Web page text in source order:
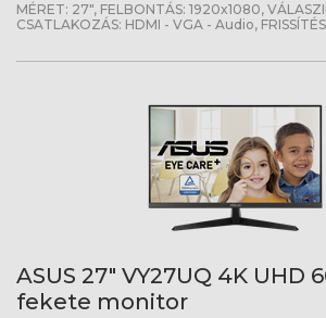
MÉRET: 27", FELBONTÁS: 1920x1080,
CSATLAKOZÁS: HDMI - VGA - Audio,
ASUS 27" VY27UQ 4K UHD
fekete monitor